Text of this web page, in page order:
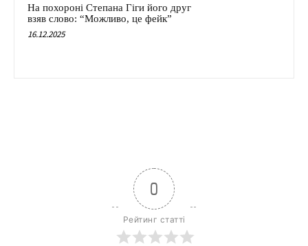
На похороні Степана Гіги його друг
взяв слово: “Можливо, це фейк”
16.12.2025
0
Рейтинг статті